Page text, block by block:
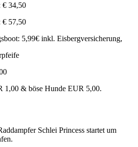
€ 34,50
€ 57,50
5,99€ inkl. Eisbergversicherung,
1,00 & böse Hunde EUR 5,00.
Schlei Princess startet um